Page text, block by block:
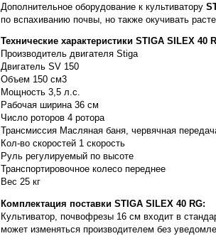
Дополнительное оборудование к культиватору
по вспахиванию почвы, но также окучивать
Технические характеристики STIGA SILEX 40
Производитель двигателя Stiga
Двигатель SV 150
Объем 150 см3
Мощность 3,5 л.с.
Рабочая ширина 36 см
Число роторов 4 ротора
Трансмиссия Масляная баня, червячная
Кол-во скоростей 1 скорость
Руль регулируемый по высоте
Транспортировочное колесо переднее
Вес 25 кг
Комплектация поставки STIGA SILEX 40 RG:
Культиватор, почвофрезы 16 см входит в
может изменяться производителем без